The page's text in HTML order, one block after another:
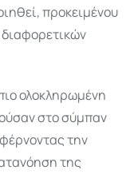
προκειμένου
ολοκληρωμένη
στο σύμπαν
την
της